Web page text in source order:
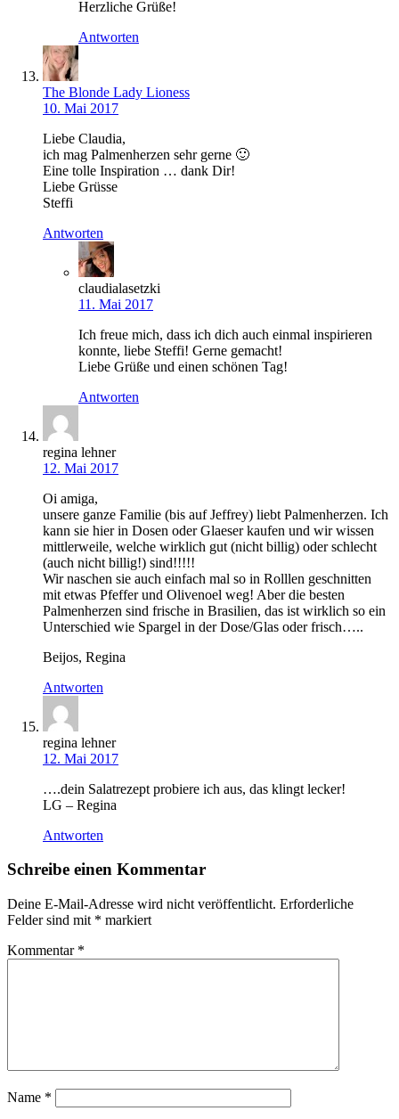
Herzliche Grüße!
Antworten
The Blonde Lady Lioness
10. Mai 2017
Liebe Claudia,
ich mag Palmenherzen sehr gerne 🙂
Eine tolle Inspiration … dank Dir!
Liebe Grüsse
Steffi
Antworten
claudialasetzki
11. Mai 2017
Ich freue mich, dass ich dich auch einmal inspirieren
konnte, liebe Steffi! Gerne gemacht!
Liebe Grüße und einen schönen Tag!
Antworten
regina lehner
12. Mai 2017
Oi amiga,
unsere ganze Familie (bis auf Jeffrey) liebt Palmenherzen. Ich
kann sie hier in Dosen oder Glaeser kaufen und wir wissen
mittlerweile, welche wirklich gut (nicht billig) oder schlecht
(auch nicht billig!) sind!!!!!
Wir naschen sie auch einfach mal so in Rolllen geschnitten
mit etwas Pfeffer und Olivenoel weg! Aber die besten
Palmenherzen sind frische in Brasilien, das ist wirklich so ein
Unterschied wie Spargel in der Dose/Glas oder frisch…..
Beijos, Regina
Antworten
regina lehner
12. Mai 2017
….dein Salatrezept probiere ich aus, das klingt lecker!
LG – Regina
Antworten
Schreibe einen Kommentar
Deine E-Mail-Adresse wird nicht veröffentlicht. Erforderliche
Felder sind mit * markiert
Kommentar *
Name *